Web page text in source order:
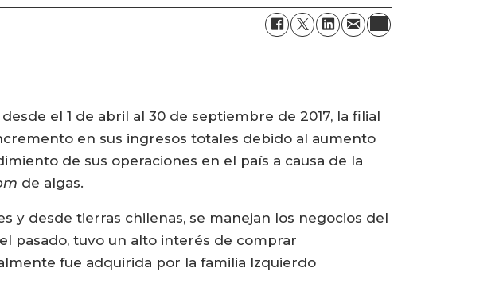
el 1 de abril al 30 de septiembre de 2017, la filial
en sus ingresos totales debido al aumento
de sus operaciones en el país a causa de la
de algas.
y desde tierras chilenas, se manejan los negocios del
pasado, tuvo un alto interés de comprar
fue adquirida por la familia Izquierdo